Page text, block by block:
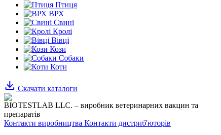
Птиця
ВРХ
Свині
Кролі
Вівці
Кози
Собаки
Коти
Скачати каталоги
BIOTESTLAB LLC. – виробник ветеринарних вакцин та
препаратів
Контакти виробництва Контакти дистриб'юторів